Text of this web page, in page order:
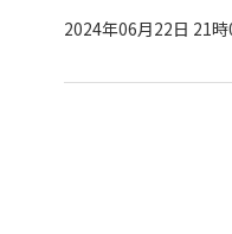
2024年06月22日 21